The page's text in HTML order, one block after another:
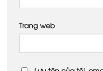
Trang web